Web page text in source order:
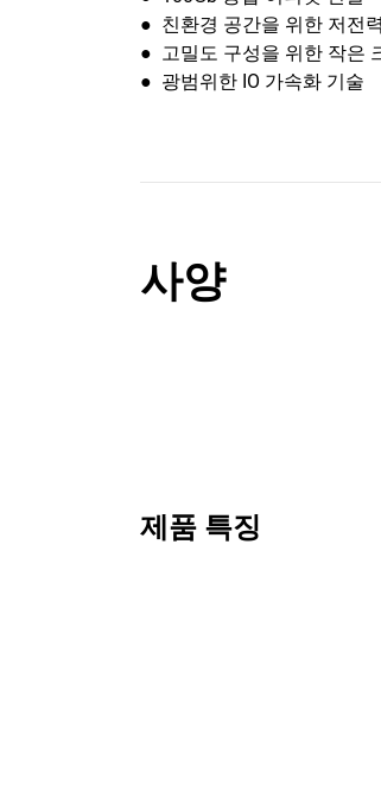
● 친환경 공간을 위한 저전력
● 고밀도 구성을 위한 작은
● 광범위한 IO 가속화 기술
사양
제품 특징